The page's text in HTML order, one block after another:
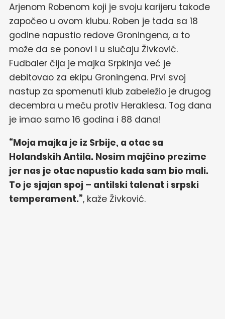
Arjenom Robenom koji je svoju karijeru takođe
započeo u ovom klubu. Roben je tada sa 18
godine napustio redove Groningena, a to
može da se ponovi i u slučaju Živković.
Fudbaler čija je majka Srpkinja već je
debitovao za ekipu Groningena. Prvi svoj
nastup za spomenuti klub zabeležio je drugog
decembra u meču protiv Heraklesa. Tog dana
je imao samo 16 godina i 88 dana!
“Moja majka je iz Srbije, a otac sa
Holandskih Antila. Nosim majčino prezime
jer nas je otac napustio kada sam bio mali.
To je sjajan spoj – antilski talenat i srpski
temperament.”, kaže Živković.